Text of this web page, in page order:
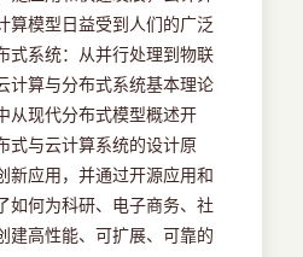
算模型日益受到人们的广泛
式系统：从并行处理到物联
计算与分布式系统基本理论
从现代分布式模型概述开
式与云计算系统的设计原
新应用，并通过开源应用和
如何为科研、电子商务、社
建高性能、可扩展、可靠的